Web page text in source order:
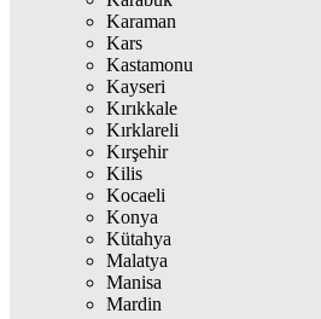
Karaman
Kars
Kastamonu
Kayseri
Kırıkkale
Kırklareli
Kırşehir
Kilis
Kocaeli
Konya
Kütahya
Malatya
Manisa
Mardin